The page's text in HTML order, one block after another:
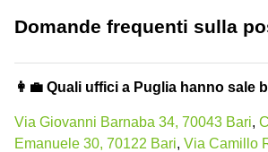
Domande frequenti sulla
👩‍💼 Quali uffici a Puglia hanno sale
Via Giovanni Barnaba 34, 70043 Bari,
Emanuele 30, 70122 Bari, Via Camillo